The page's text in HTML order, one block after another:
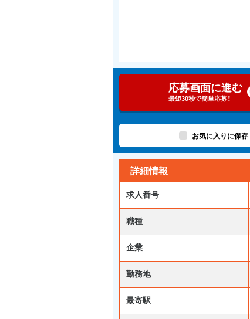
応募画面に進む
最短30秒で簡単応募！
お気に入りに保存
詳細情報
求人番号
職種
企業
勤務地
最寄駅